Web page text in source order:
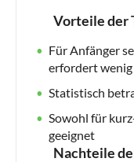
Vorteile der
Für Anfänger
erfordert
Statistisch
Sowohl für
geeignet
Nachteile